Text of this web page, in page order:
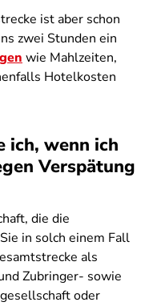
ist aber schon
zwei Stunden ein
wie Mahlzeiten,
Hotelkosten
ich, wenn ich
Verspätung
die die
in solch einem Fall
als
Zubringer- sowie
oder